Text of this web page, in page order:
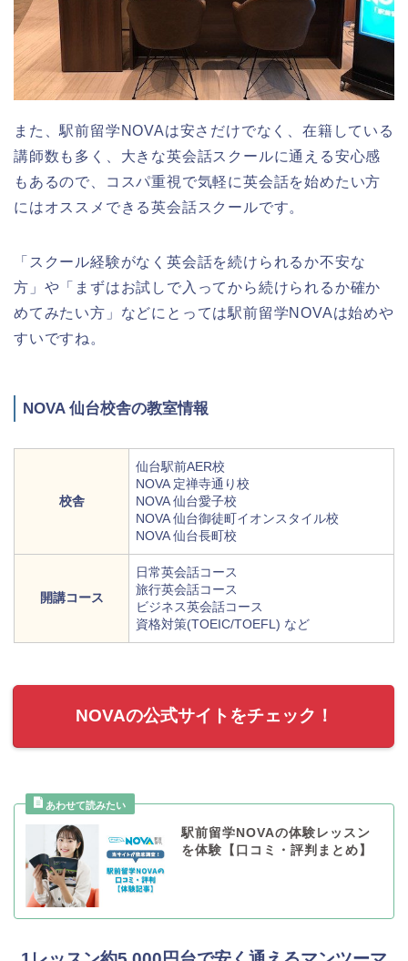
また、駅前留学NOVAは安さだけでなく、在籍している
講師数も多く、大きな英会話スクールに通える安心感
もあるので、コスパ重視で気軽に英会話を始めたい方
にはオススメできる英会話スクールです。
「スクール経験がなく英会話を続けられるか不安な
方」や「まずはお試しで入ってから続けられるか確か
めてみたい方」などにとっては駅前留学NOVAは始めや
すいですね。
NOVA 仙台校舎の教室情報
校舎
仙台駅前AER校
NOVA定禅寺通り校
NOVA仙台愛子校
NOVA仙台御徒町イオンスタイル校
NOVA仙台長町校
開講コース
日常英会話コース
旅行英会話コース
ビジネス英会話コース
資格対策(TOEIC/TOEFL) など
NOVAの公式サイトをチェック！
駅前留学NOVAの体験レッスン
を体験【口コミ・評判まとめ】